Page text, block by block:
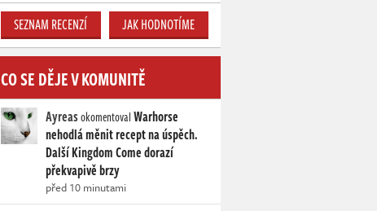
SEZNAM RECENZÍ JAK HODNOTÍME
CO SE DĚJE V KOMUNITĚ
AyreasokomentovalWarhorse
nehodlá měnit recept na úspěch.
Další Kingdom Come dorazí
překvapivě brzy
před 10 minutami